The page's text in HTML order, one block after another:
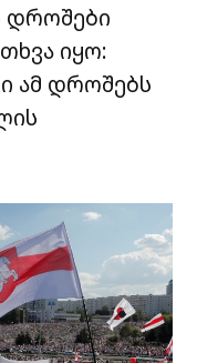
დროშები
იყო:
ამ დროშებს